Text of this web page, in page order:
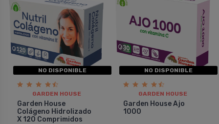
NO DISPONIBLE
GARDEN HOUSE
Garden House
Colágeno Hidrolizado
X 120 Comprimidos
NO DISPONIBLE
GARDEN HOUSE
Garden House Ajo
1000